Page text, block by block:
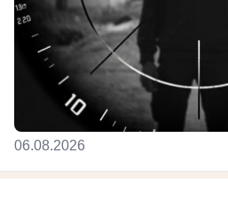
06.08.2026